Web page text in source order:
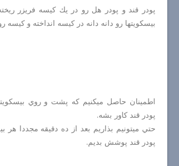
پودر قند و پودر هل رو در يك كيسه فريزر
بيسكويتها رو دانه دانه در كيسه انداخته و كيسه
اطمينان حاصل ميكنيم كه پشت و روي
پودر قند كاور بشه.
حتي ميتونيم بذاريم بعد از ده دقيقه مجددا هر
پودر قند پوشش بديم.